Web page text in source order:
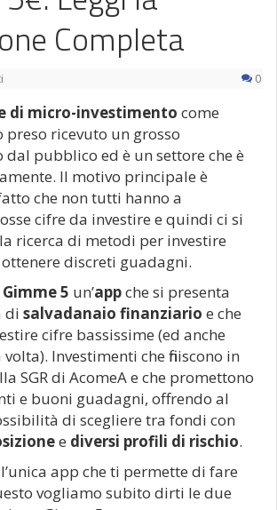
Completa
0
di micro-investimento come
preso ricevuto un grosso
pubblico ed è un settore che è
Il motivo principale è
che non tutti hanno a
cifre da investire e quindi ci si
ricerca di metodi per investire
discreti guadagni.
Gimme 5 un’appche si presenta
di salvadanaio finanziario e che
cifre bassissime (ed anche
Investimenti che finiscono in
SGR di AcomeA e che promettono
e buoni guadagni, offrendo al
di scegliere tra fondi con
e diversi profili di rischio.
app che ti permette di fare
vogliamo subito dirti le due